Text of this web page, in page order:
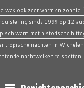
was ook zeer warm en zonnig
sinds 1999 op 12
warm met historische
tropische nachten in Wichelen
nachtwolken te spotten